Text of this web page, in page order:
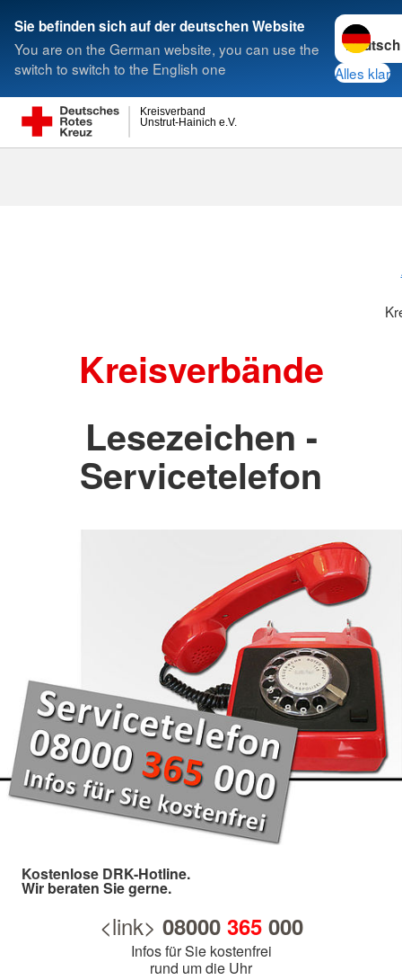
Sie befinden sich auf der deutschen Website
You are on the German website, you can use the
switch to switch to the English one
Sprache
Alles klar
Unstrut-Hainich e.V.
Kreisverband
Suche
Kreisverbände
Lesezeichen -
Servicetelefon
Kostenlose DRK-Hotline.
Wir beraten Sie gerne.
<link> 08000 365000
Infos für Sie kostenfrei
rund um die Uhr